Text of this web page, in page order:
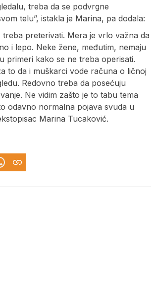
treba da se podvrgne
telu”, istakla je Marina, pa dodala:
treba preterivati. Mera je vrlo važna da
i lepo. Neke žene, međutim, nemaju
primeri kako se ne treba operisati.
to da i muškarci vode računa o ličnoj
Redovno treba da posećuju
Ne vidim zašto je to tabu tema
odavno normalna pojava svuda u
Marina Tucaković.